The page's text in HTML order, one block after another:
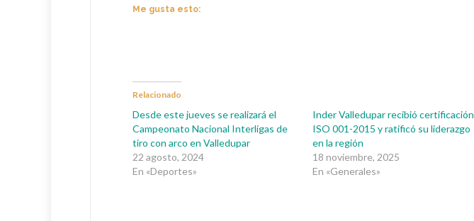
Me gusta esto:
Relacionado
Desde este jueves se realizará el
Campeonato Nacional Interligas de
tiro con arco en Valledupar
22 agosto, 2024
En «Deportes»
Inder Valledupar recibió certificación
ISO 001-2015 y ratificó su liderazgo
en la región
18 noviembre, 2025
En «Generales»